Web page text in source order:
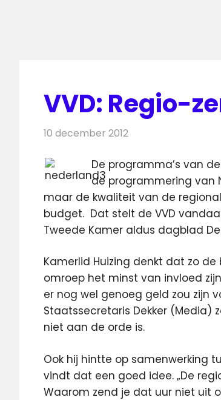
VVD: Regio-
10 december 2012
De programma’s van
de programmering van
maar de kwaliteit van de
budget. Dat stelt de VVD
Tweede Kamer aldus dagblad
Kamerlid Huizing denkt dat zo
omroep het minst van invloed
er nog wel genoeg geld zou zijn
Staatssecretaris Dekker
niet aan de orde is.
Ook hij hintte op samenwerking
vindt dat een goed idee. „De
Waarom zend je dat uur niet uit